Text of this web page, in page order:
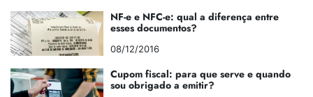
NF-e e NFC-e: qual a diferença entre
esses documentos?
08/12/2016
Cupom fiscal: para que serve e quando
sou obrigado a emitir?